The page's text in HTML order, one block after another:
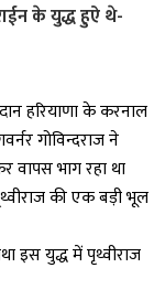
के युद्ध हुऐ थे-
हरियाणा के करनाल
गोविन्दराज ने
वापस भाग रहा था
की एक बड़ी भूल
इस युद्ध में पृथ्वीराज